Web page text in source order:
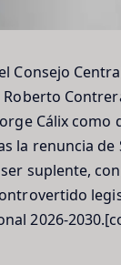
Consejo
Cálix
la renuncia de
suplente,
2026-